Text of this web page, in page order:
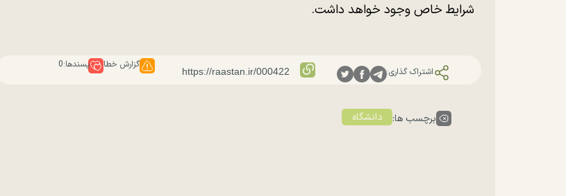
شرایط خاص وجود خواهد داشت.
اشتراک گذاری:
گزارش خطا پسندها:0
برچسب ها: دانشگاه